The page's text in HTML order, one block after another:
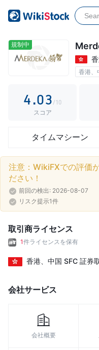
規制中
香港、
1
2
4
8
9
.0
1
2
4
5
6
8
9
1
3
4
5
7
8
9
/10
スコア
タイムマシーン
注意：WikiFXでの評価
ださい！
前回の検出: 2026-08-07
リスク提示1件
取引商ライセンス
1件ライセンスを保有
香港、中国 SFC 証券
会社サービス
会社概要